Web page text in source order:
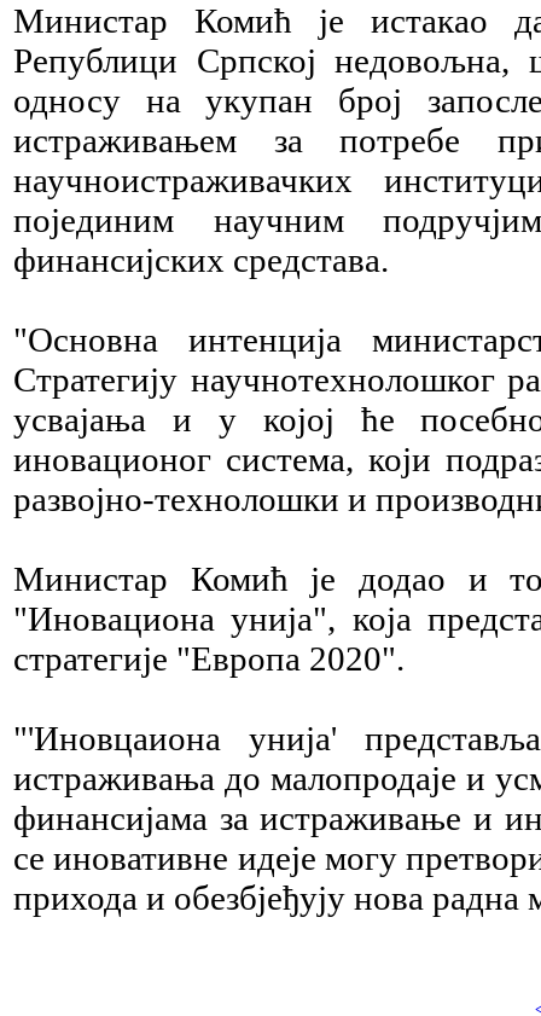
Министар Комић је истакао
Републици Српској недовољна,
односу на укупан број
истраживањем за потребе
научноистраживачких
појединим научним
финансијских средстава.
"Основна интенција
Стратегију научнотехнолошког
усвајања и у којој ће
иновационог система, који
развојно-технолошки и
Министар Комић је додао и то
"Иновациона унија", која
стратегије "Европа 2020".
"'Иновцаиона унија'
истраживања до малопродаје и
финансијама за истраживање и
се иновативне идеје могу
прихода и обезбјеђују нова радна